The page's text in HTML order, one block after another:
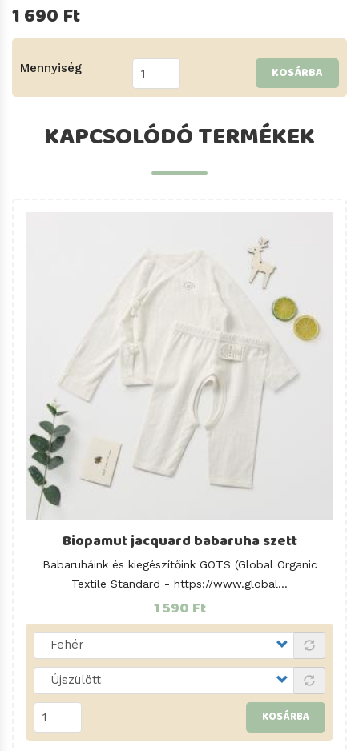
1 690 Ft
Mennyiség KOSÁRBA
KAPCSOLÓDÓ TERMÉKEK
Biopamut jacquard babaruha szett
Babaruháink és kiegészítőink GOTS (Global Organic
Textile Standard - https://www.global...
1 590 Ft
KOSÁRBA